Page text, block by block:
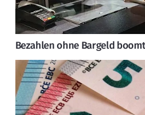
Bezahlen ohne Bargeld boomt